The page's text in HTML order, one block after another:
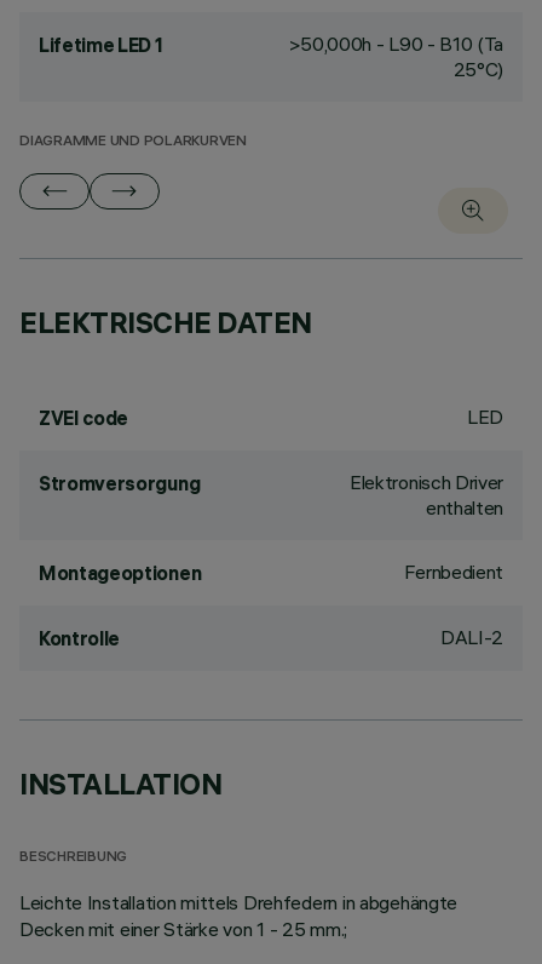
Lifetime LED 1
>50,000h - L90 - B10 (Ta
25°C)
DIAGRAMME UND POLARKURVEN
ELEKTRISCHE DATEN
ZVEI code LED
Stromversorgung
Elektronisch Driver
enthalten
Montageoptionen Fernbedient
Kontrolle DALI-2
INSTALLATION
BESCHREIBUNG
Leichte Installation mittels Drehfedern in abgehängte
Decken mit einer Stärke von 1 - 25 mm.;